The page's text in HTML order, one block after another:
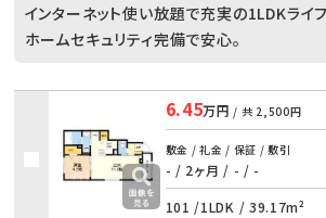
インターネット使い放題で充実の1LDKライフ
ホームセキュリティ完備で安心。
6.45万円 / 共 2,500円
敷金 / 礼金 / 保証 / 敷引
- / 2ヶ月 / - / -
101 /1LDK / 39.17m²